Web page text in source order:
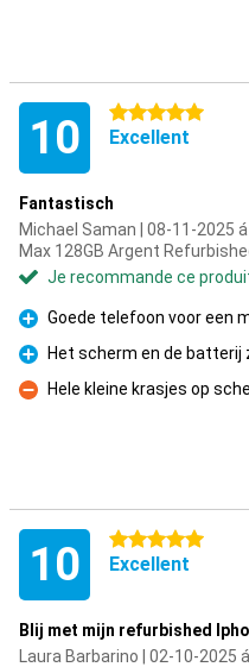
10 5 étoiles
Excellent
Fantastisch
Michael Saman | 08-11-2025
Max 128GB Argent
Je recommande ce
Pour
Goede telefoon voor een
Pour
Het scherm en de batterij
Contre
Hele kleine krasjes op
10 5 étoiles
Excellent
Blij met mijn refurbished
Laura Barbarino | 02-10-2025